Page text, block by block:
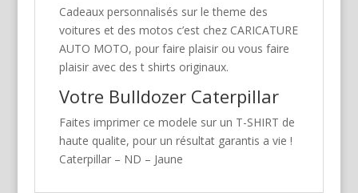
Cadeaux personnalisés sur le theme des
voitures et des motos c’est chez CARICATURE
AUTO MOTO, pour faire plaisir ou vous faire
plaisir avec des t shirts originaux.
Votre Bulldozer Caterpillar
Faites imprimer ce modele sur un T-SHIRT de
haute qualite, pour un résultat garantis a vie !
Caterpillar – ND – Jaune